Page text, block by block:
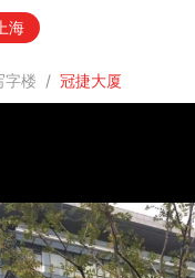
上海
字楼 / 冠捷大厦